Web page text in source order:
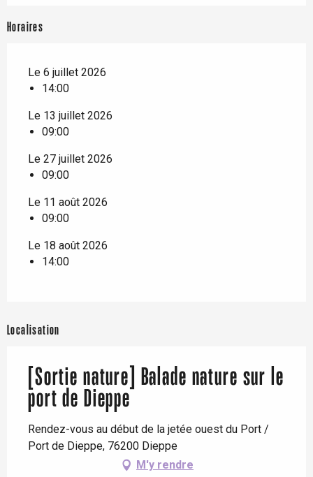
Horaires
Le 6 juillet 2026
14:00
Le 13 juillet 2026
09:00
Le 27 juillet 2026
09:00
Le 11 août 2026
09:00
Le 18 août 2026
14:00
Localisation
[Sortie nature] Balade nature sur le
port de Dieppe
Rendez-vous au début de la jetée ouest du Port /
Port de Dieppe, 76200 Dieppe
M'y rendre